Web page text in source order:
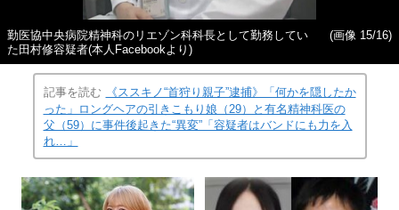
勤医協中央病院精神科のリエゾン科科長として勤務してい
た田村修容疑者(本人Facebookより)
(画像 15/16)
記事を読む
《ススキノ“首狩り親子”逮捕》「何かを隠したか
った」ロングヘアの引きこもり娘（29）と有名精神科医の
父（59）に事件後起きた“異変”「容疑者はバンドにも力を入
れ…」